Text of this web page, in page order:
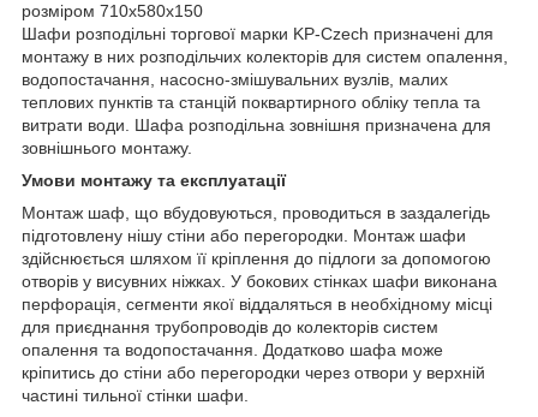
розміром 710x580x150
Шафи розподільні торгової марки KP-Czech призначені для
монтажу в них розподільчих колекторів для систем опалення,
водопостачання, насосно-змішувальних вузлів, малих
теплових пунктів та станцій поквартирного обліку тепла та
витрати води. Шафа розподільна зовнішня призначена для
зовнішнього монтажу.
Умови монтажу та експлуатації
Монтаж шаф, що вбудовуються, проводиться в заздалегідь
підготовлену нішу стіни або перегородки. Монтаж шафи
здійснюється шляхом її кріплення до підлоги за допомогою
отворів у висувних ніжках. У бокових стінках шафи виконана
перфорація, сегменти якої віддаляться в необхідному місці
для приєднання трубопроводів до колекторів систем
опалення та водопостачання. Додатково шафа може
кріпитись до стіни або перегородки через отвори у верхній
частині тильної стінки шафи.